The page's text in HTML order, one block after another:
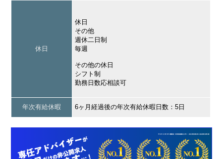
休日
休日
その他
週休二日制
毎週
その他の休日
シフト制
勤務日数応相談可
年次有給休暇 6ヶ月経過後の年次有給休暇日数：5日